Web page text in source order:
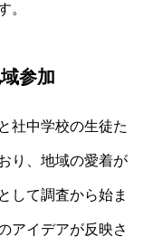
。
参加
社中学校の生徒た
り、地域の愛着が
して調査から始ま
アイデアが反映さ